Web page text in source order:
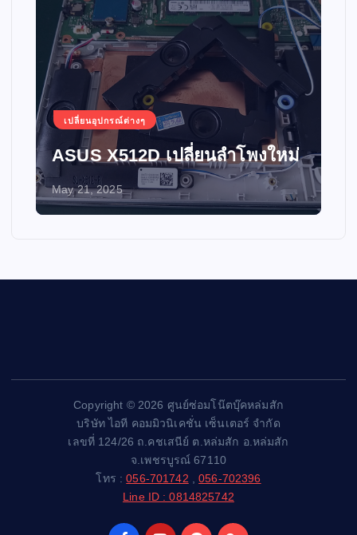
เปลี่ยนอุปกรณ์ต่างๆ
ASUS X512D เปลี่ยนลำโพงใหม่
May 21, 2025
Copyright © 2026 ศูนย์ซ่อมโน๊ตบุ๊คหล่มสัก
บริษัท ไอที คอมมิวนิเคชั่น เซ็นเตอร์ จำกัด
เลขที่ 124/26 ถ.คชเสนีย์ ต.หล่มสัก อ.หล่มสัก
จ.เพชรบูรณ์ 67110
โทร :056-701742 ,056-702396
Line ID : 0814825742